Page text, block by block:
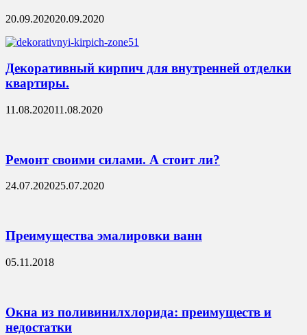
20.09.202020.09.2020
Декоративный кирпич для внутренней отделки
квартиры.
11.08.202011.08.2020
Ремонт своими силами. А стоит ли?
24.07.202025.07.2020
Преимущества эмалировки ванн
05.11.2018
Окна из поливинилхлорида: преимуществ и
недостатки